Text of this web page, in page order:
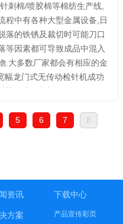
刺棉/喷胶棉等棉纺生产线,
程中有各种大型金属设备,日
落的铁锈及裁切时可能刀口
等因素都可导致成品中混入
.大多数厂家都会有相应的金
幅龙门式无传动检针机成功
5 6 7 8
资讯
方案
下载中心
产品宣传彩页